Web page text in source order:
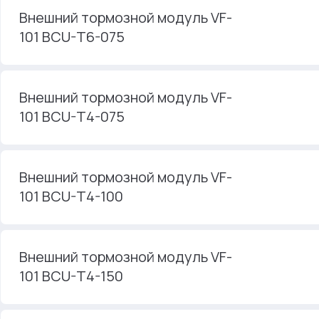
Внешний тормозной модуль VF-
101 BCU-T6-075
Внешний тормозной модуль VF-
101 BCU-T4-075
Внешний тормозной модуль VF-
101 BCU-T4-100
Внешний тормозной модуль VF-
101 BCU-T4-150